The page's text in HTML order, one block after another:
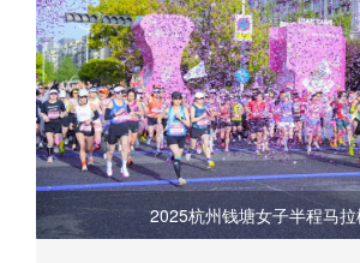
2025杭州钱塘女子半程马